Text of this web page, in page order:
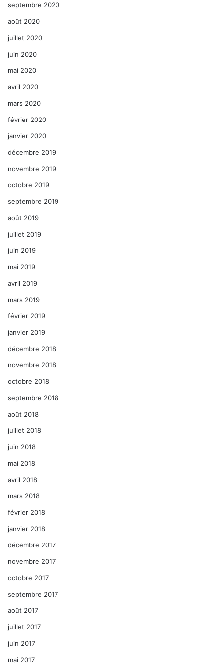
septembre 2020
août 2020
juillet 2020
juin 2020
mai 2020
avril 2020
mars 2020
février 2020
janvier 2020
décembre 2019
novembre 2019
octobre 2019
septembre 2019
août 2019
juillet 2019
juin 2019
mai 2019
avril 2019
mars 2019
février 2019
janvier 2019
décembre 2018
novembre 2018
octobre 2018
septembre 2018
août 2018
juillet 2018
juin 2018
mai 2018
avril 2018
mars 2018
février 2018
janvier 2018
décembre 2017
novembre 2017
octobre 2017
septembre 2017
août 2017
juillet 2017
juin 2017
mai 2017